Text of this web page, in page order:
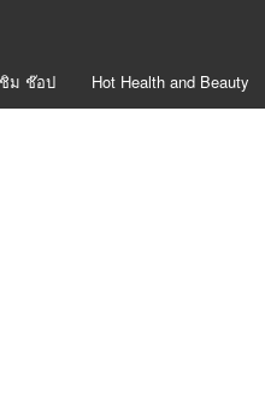
ม ช๊อป Hot Health and Beauty